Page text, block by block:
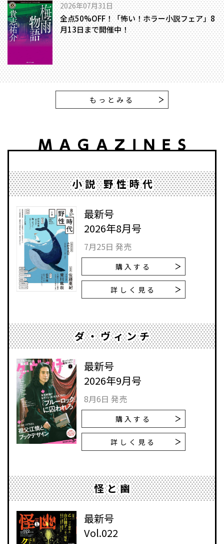
2026年07月31日
全点50%OFF！「怖い！ホラー小説フェア」8
月13日まで開催中！
もっとみる
小説 野性時代
最新号
2026年8月号
7月25日 発売
購入する
詳しく見る
ダ・ヴィンチ
最新号
2026年9月号
8月6日 発売
購入する
詳しく見る
怪と幽
最新号
Vol.022